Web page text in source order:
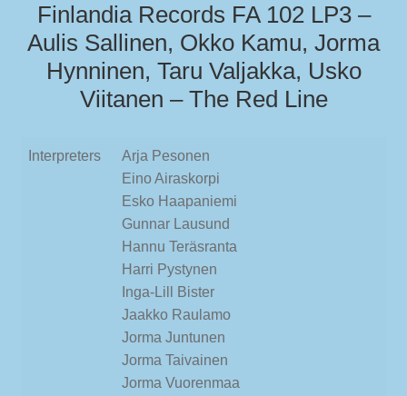
Finlandia Records FA 102 LP3 –
Aulis Sallinen, Okko Kamu, Jorma
Hynninen, Taru Valjakka, Usko
Viitanen – The Red Line
Interpreters
Arja Pesonen
Eino Airaskorpi
Esko Haapaniemi
Gunnar Lausund
Hannu Teräsranta
Harri Pystynen
Inga-Lill Bister
Jaakko Raulamo
Jorma Juntunen
Jorma Taivainen
Jorma Vuorenmaa